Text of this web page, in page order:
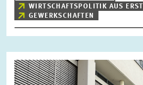
WIRTSCHAFTSPOLITIK AUS
GEWERKSCHAFTEN
Bild
öffnet
in